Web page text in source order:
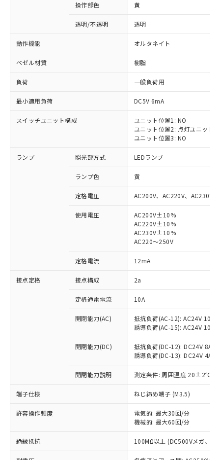
操作部色 黄
透明/不透明 透明
動作機能 オルタネイト
ベゼル材質 樹脂
負荷 一般負荷用
最小適用負荷 DC5V 6mA
スイッチユニット構成
ユニット位置1: NO
ユニット位置2: 点灯ユニット
ユニット位置3: NO
ランプ 照光部方式 LEDランプ
ランプ色 黄
定格電圧 AC200V、AC220V、AC230V
使用電圧
AC200V±10%
AC220V±10%
AC230V±10%
AC220～250V
定格電流 12mA
接点定格 接点構成 2a
定格通電電流 10A
開閉能力(AC)
抵抗負荷(AC-12): AC24V 10A/
誘導負荷(AC-15): AC24V
開閉能力(DC)
抵抗負荷(DC-12): DC24V 8A/
誘導負荷(DC-13): DC24V 4A/
開閉能力説明 測定条件: 周囲温度 20±2℃、
端子仕様 ねじ締め端子 (M3.5)
許容操作頻度
電気的: 最大30回/分
機械的: 最大60回/分
絶縁抵抗 100MΩ以上 (DC500Vメガ、点
以下の条件をお読みいただき、同意のうえ
本サービスは、当社制御機器事業取扱
商品の当社在庫状況および標準価格
(税抜)を提供させていただくもので
本サービスの対象外となる商品もある
ことをご了承ください。
在庫状況および標準価格照会結果は、
記載している更新日時点での社内デー
タに基づき作成されるものであり、閲
覧された時点での実際の在庫および標
対応済み：EU RoHS指令（10物質）の
非含有に対応した製品が提供可能な商品で
対応予定：EU RoHS指令（10物質）の非含
有に対応した製品に切り替える予定のある
対応予定なし：EU RoHS指令（10物質）の
非含有に非対応の商品で、対応品を出す予
調査・確認中：EU RoHS指令（10物質）の
非含有の対応状況を調査中または確認中の
非該当品：ライセンス料など無形物で、有
害物質有無と関係のない商品です。
仕入先様の事情により、非含有部品として
いたものが、含有品と判明した場合などや
むを得ず変更することがあります。
鉛(Pb) 1000ppm以下、 水銀(Hg) 1000ppm以下、 カド
六価クロム(Cr(Ⅵ)) 1000ppm以下、ポリ臭化ビフェニル
※1 中国RoHS○×表
「○」：最大均質材料含有率が中国RoHSの
基準値以下であることを示します。
「×」：最大均質材料含有率が中国RoHSの
基準値を超えていることを示します。
「－」：未確認です。当社販売部門へお問
*中国RoHS10物質の基準値 (GB/T26572)：
Pb(鉛) :1000ppm、 Hg(水銀) : 1000ppm、 Cd(カドミウ
当社は、これら貴社製品のうち、外国
為替および外国貿易法に定める商品
（以下｢規制貨物等」という）を輸出
または国外への提供する場合は、日本
国政府の輸出許可(または役務取引許
可)を取得するなどの必要な手続きを